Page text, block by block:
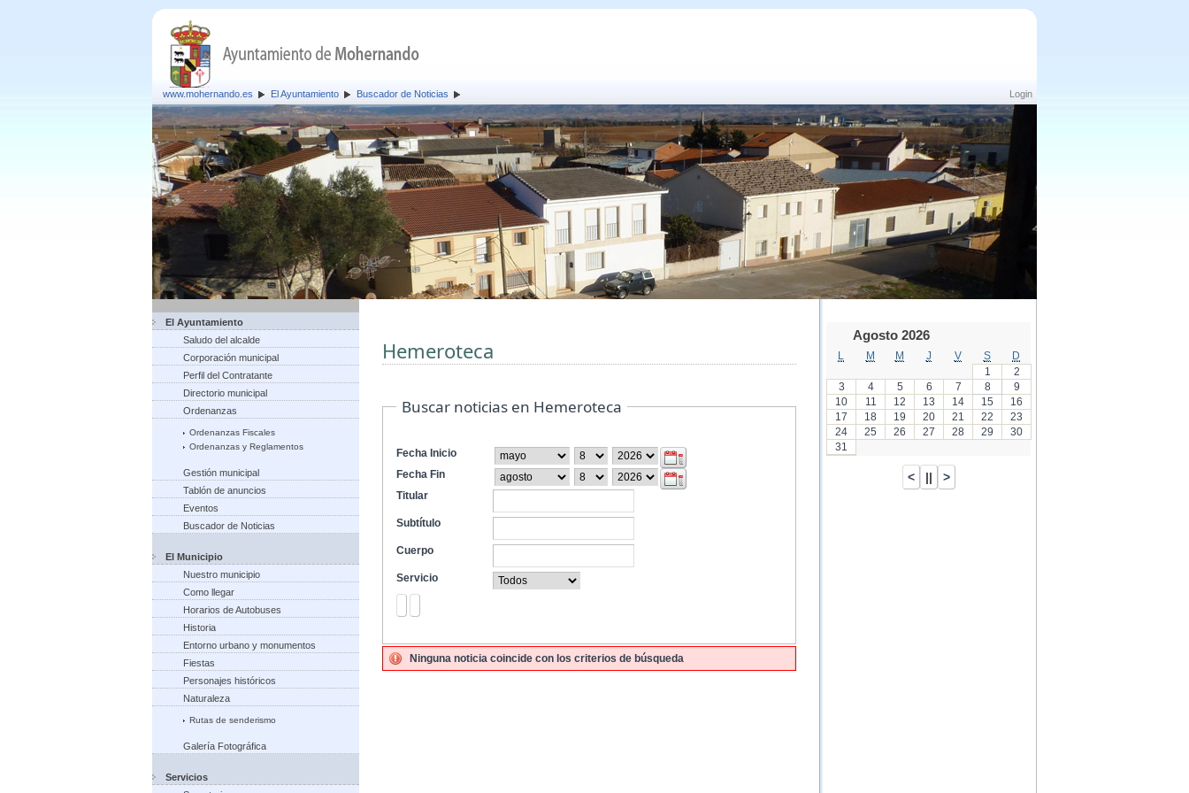
Login
www.mohernando.es El Ayuntamiento Buscador de Noticias
El Ayuntamiento
Saludo del alcalde
Corporación municipal
Perfil del Contratante
Directorio municipal
Ordenanzas
Ordenanzas Fiscales
Ordenanzas y Reglamentos
Gestión municipal
Tablón de anuncios
Eventos
Buscador de Noticias
El Municipio
Nuestro municipio
Como llegar
Horarios de Autobuses
Historia
Entorno urbano y monumentos
Fiestas
Personajes históricos
Naturaleza
Rutas de senderismo
Galería Fotográfica
Servicios
Hemeroteca
Buscar noticias en Hemeroteca
Fecha Inicio
Fecha Fin
Titular
Subtítulo
Cuerpo
Servicio
Ninguna noticia coincide con los criterios de búsqueda
Agosto 2026
M M J V S
D
1
2
3
4 5 6 7 8
9
10
11 12 13 14 15
16
17
18 19 20 21 22
23
24
25 26 27 28 29
30
31